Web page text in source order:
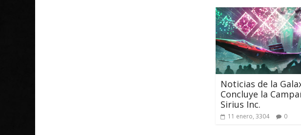
Noticias de la
Concluye la
Sirius Inc.
11 enero, 3304 0